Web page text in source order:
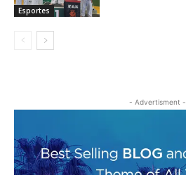
Esportes
- Advertisment -